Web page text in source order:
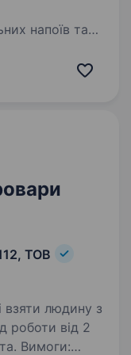
напоїв та
ТОВ
взяти людину з
роботи від 2